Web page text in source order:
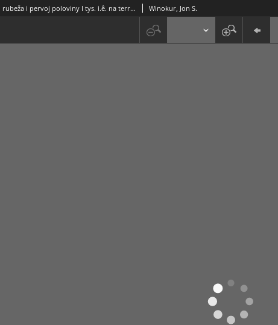
Pamâtniki rubeža i pervoj poloviny I tys. i.ê. na territorii meždureč'â Dnestra i Zapadnogo Buga Winokur, Jon S.